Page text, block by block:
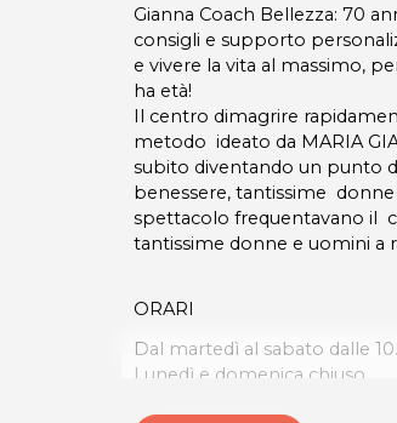
Gianna Coach Bellezza: 70
consigli e supporto
e vivere la vita al massimo,
ha età!
Il centro dimagrire
metodo ideato da MARIA
subito diventando un punto
benessere, tantissime
spettacolo frequentavano il
tantissime donne e uomini a
ORARI
Dal martedì al sabato dalle
Lunedì e domenica chiuso
P.IVA 15158781003